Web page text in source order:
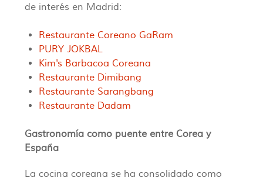
de interés en Madrid:
Restaurante Coreano GaRam
PURY JOKBAL
Kim's Barbacoa Coreana
Restaurante Dimibang
Restaurante Sarangbang
Restaurante Dadam
Gastronomía como puente entre Corea y
España
La cocina coreana se ha consolidado como